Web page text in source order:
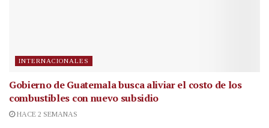
INTERNACIONALES
Gobierno de Guatemala busca aliviar el costo de los
combustibles con nuevo subsidio
HACE 2 SEMANAS